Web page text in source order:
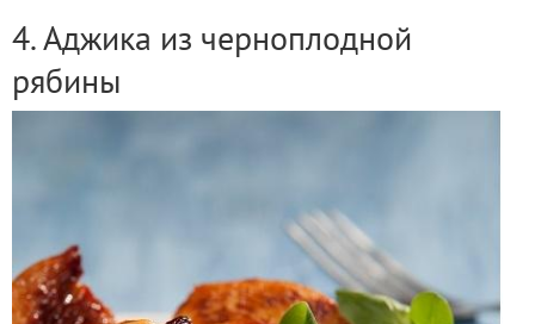
4. Аджика из черноплодной
рябины